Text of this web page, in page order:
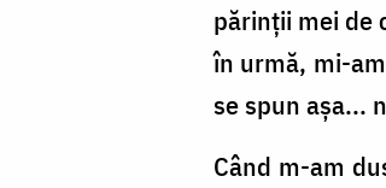
părinții mei de
în urmă, mi­-
se spun așa...
Când m-­am